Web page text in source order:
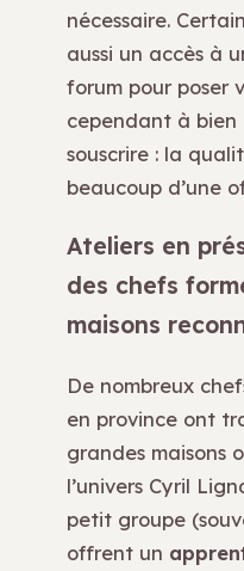
nécessaire.
aussi un accès à
forum pour poser
cependant à bien
souscrire : la
beaucoup d’une
Ateliers en
des chefs
maisons
De nombreux
en province ont
grandes maisons
l’univers Cyril
petit groupe
offrent un